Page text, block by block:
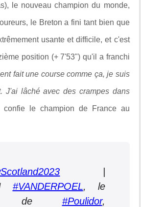
le nouveau champion du monde,
le Breton a fini tant bien que
usante et difficile, et c'est
position (+ 7'53") qu'il a franchi
fait une course comme ça, je suis
J'ai lâché avec des crampes dans
confie le champion de France au
#VANDERPOEL, le
fils de #Poulidor,